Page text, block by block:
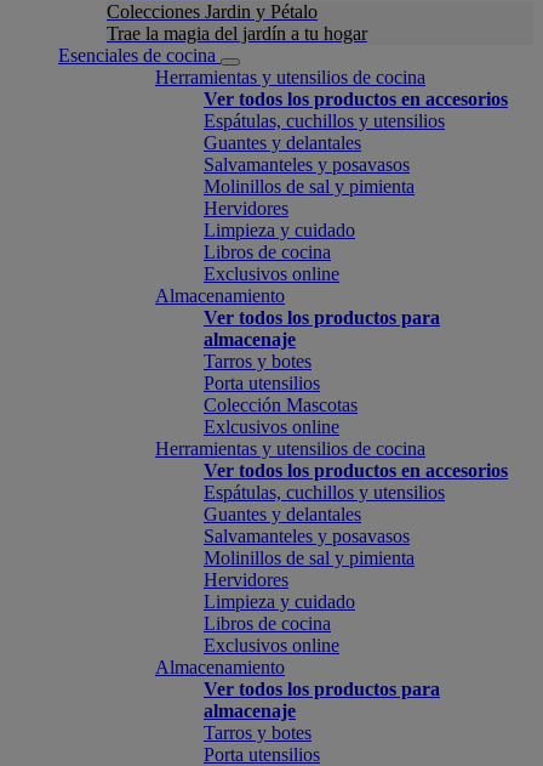
Colecciones Jardin y Pétalo
Trae la magia del jardín a tu hogar
Esenciales de cocina
Herramientas y utensilios de cocina
Ver todos los productos en accesorios
Espátulas, cuchillos y utensilios
Guantes y delantales
Salvamanteles y posavasos
Molinillos de sal y pimienta
Hervidores
Limpieza y cuidado
Libros de cocina
Exclusivos online
Almacenamiento
Ver todos los productos para
almacenaje
Tarros y botes
Porta utensilios
Colección Mascotas
Exlcusivos online
Herramientas y utensilios de cocina
Ver todos los productos en accesorios
Espátulas, cuchillos y utensilios
Guantes y delantales
Salvamanteles y posavasos
Molinillos de sal y pimienta
Hervidores
Limpieza y cuidado
Libros de cocina
Exclusivos online
Almacenamiento
Ver todos los productos para
almacenaje
Tarros y botes
Porta utensilios